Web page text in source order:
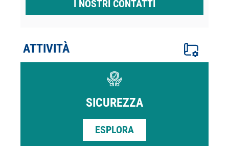
I NOSTRI CONTATTI
ATTIVITÀ
SICUREZZA
ESPLORA